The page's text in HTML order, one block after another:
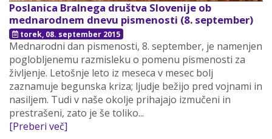
Poslanica Bralnega društva Slovenije ob
mednarodnem dnevu pismenosti (8. september)
torek, 08. september 2015
Mednarodni dan pismenosti, 8. september, je namenjen
poglobljenemu razmisleku o pomenu pismenosti za
življenje. Letošnje leto iz meseca v mesec bolj
zaznamuje begunska kriza; ljudje bežijo pred vojnami in
nasiljem. Tudi v naše okolje prihajajo izmučeni in
prestrašeni, zato je še toliko...
[Preberi več]